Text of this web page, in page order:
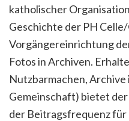
katholischer
Geschichte der PH
Vorgängereinrichtung
Fotos in Archiven.
Nutzbarmachen, Archive
Gemeinschaft) bietet
der Beitragsfrequenz für